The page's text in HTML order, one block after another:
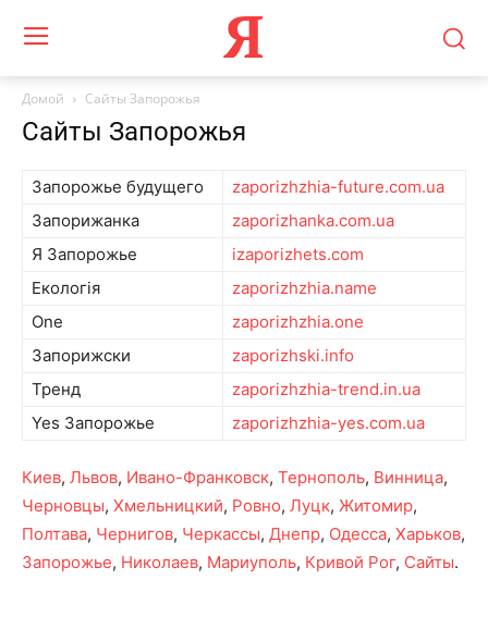
Я
Домой Сайты Запорожья
Сайты Запорожья
Запорожье будущего
zaporizhzhia-future.com.ua
Запорижанка
zaporizhanka.com.ua
Я Запорожье
izaporizhets.com
Екологія
zaporizhzhia.name
One
zaporizhzhia.one
Запорижски
zaporizhski.info
Тренд
zaporizhzhia-trend.in.ua
Yes Запорожье
zaporizhzhia-yes.com.ua
Киев, Львов, Ивано-Франковск, Тернополь, Винница,
Черновцы, Хмельницкий, Ровно, Луцк, Житомир,
Полтава, Чернигов, Черкассы, Днепр, Одесса, Харьков,
Запорожье, Николаев, Мариуполь, Кривой Рог, Сайты.